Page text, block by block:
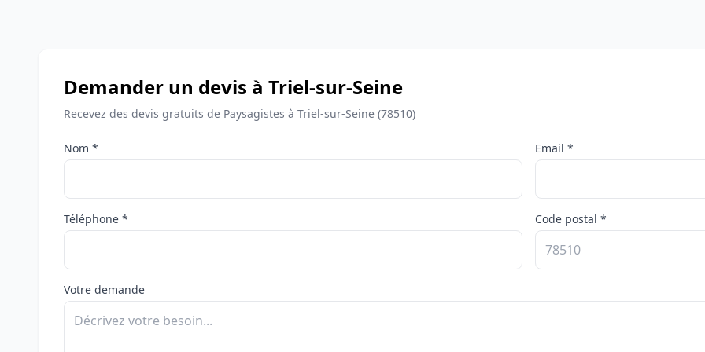
Demander un devis à Triel-sur-Seine
Recevez des devis gratuits de Paysagistes à Triel-sur-Seine (78510)
Nom * Email *
Téléphone * Code postal *
Votre demande